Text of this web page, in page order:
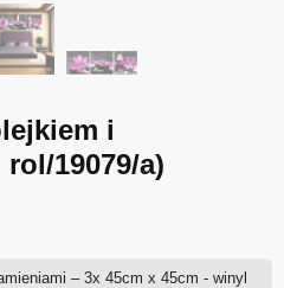
i
19079/a)
– 3x 45cm x 45cm - winyl